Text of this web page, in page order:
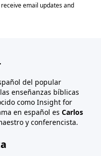
del popular
enseñanzas bíblicas
como Insight for
en español es Carlos
y conferencista.